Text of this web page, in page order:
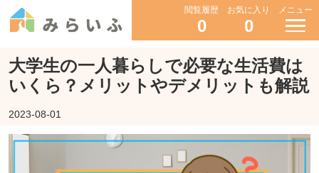
閲覧履歴
0
お気に入り
0
メニュー
大学生の一人暮らしで必要な生活費は
いくら？メリットやデメリットも解説
2023-08-01